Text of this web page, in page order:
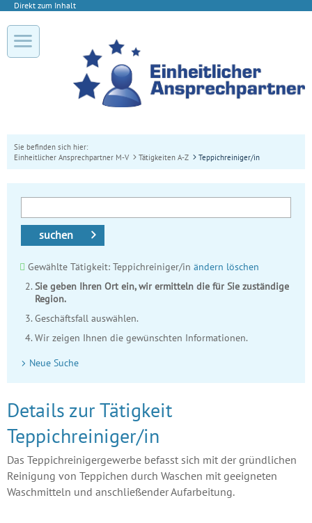
Direkt zum Inhalt
Sie befinden sich hier:
Einheitlicher Ansprechpartner M-V
Tätigkeiten A-Z Teppichreiniger/in
suchen
Gewählte Tätigkeit: Teppichreiniger/in ändern löschen
Sie geben Ihren Ort ein, wir ermitteln die für Sie zuständige
Region.
Geschäftsfall auswählen.
Wir zeigen Ihnen die gewünschten Informationen.
Neue Suche
Details zur Tätigkeit
Teppichreiniger/in
Das Teppichreinigergewerbe befasst sich mit der gründlichen
Reinigung von Teppichen durch Waschen mit geeigneten
Waschmitteln und anschließender Aufarbeitung.